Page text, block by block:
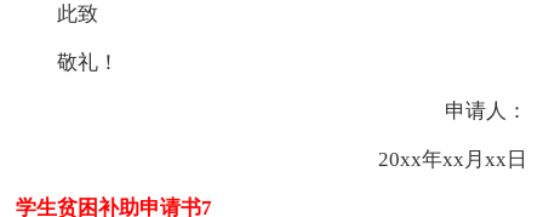
此致
敬礼！
申请人：
20xx年xx月xx日
学生贫困补助申请书7